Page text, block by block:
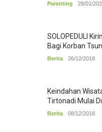
Parenting 28/01/
SOLOPEDULI
Bagi Korban
Berita 26/12/2018
Keindahan
Tirtonadi Mulai
Berita 08/12/2018